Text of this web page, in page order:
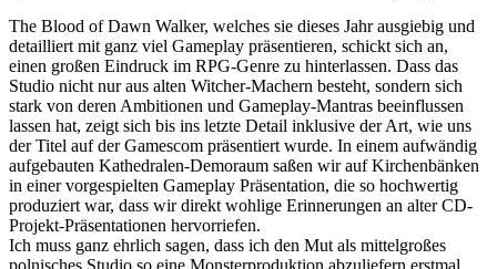
The Blood of Dawn Walker, welches sie dieses Jahr ausgiebig und
detailliert mit ganz viel Gameplay präsentieren, schickt sich an,
einen großen Eindruck im RPG-Genre zu hinterlassen. Dass das
Studio nicht nur aus alten Witcher-Machern besteht, sondern sich
stark von deren Ambitionen und Gameplay-Mantras beeinflussen
lassen hat, zeigt sich bis ins letzte Detail inklusive der Art, wie uns
der Titel auf der Gamescom präsentiert wurde. In einem aufwändig
aufgebauten Kathedralen-Demoraum saßen wir auf Kirchenbänken
in einer vorgespielten Gameplay Präsentation, die so hochwertig
produziert war, dass wir direkt wohlige Erinnerungen an alter CD-
Projekt-Präsentationen hervorriefen.
Ich muss ganz ehrlich sagen, dass ich den Mut als mittelgroßes